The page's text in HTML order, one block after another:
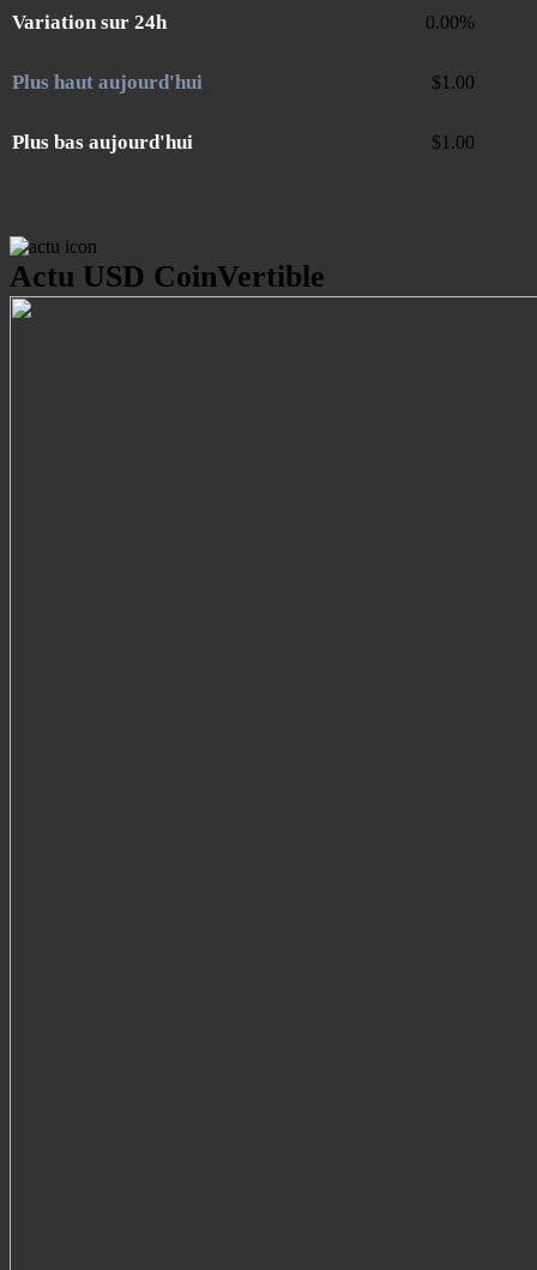
Variation sur 24h 0.00%
Plus haut aujourd'hui $1.00
Plus bas aujourd'hui $1.00
Actu USD CoinVertible